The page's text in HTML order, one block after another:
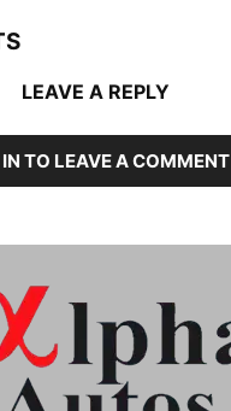
LEAVE A REPLY
TO LEAVE A COMMENT